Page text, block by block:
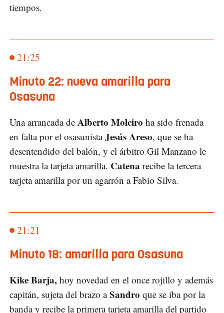
tiempos.
21:25
Minuto 22: nueva amarilla para
Osasuna
Una arrancada de Alberto Moleiro ha sido frenada
en falta por el osasunistaJesús Areso, que se ha
desentendido del balón, y el árbitro Gil Manzano le
muestra la tarjeta amarilla. Catena recibe la tercera
tarjeta amarilla por un agarrón a Fabio Silva.
21:21
Minuto 18: amarilla para Osasuna
Kike Barja, hoy novedad en el once rojillo y además
capitán, sujeta del brazo aSandro que se iba por la
banda y recibe la primera tarjeta amarilla del partido